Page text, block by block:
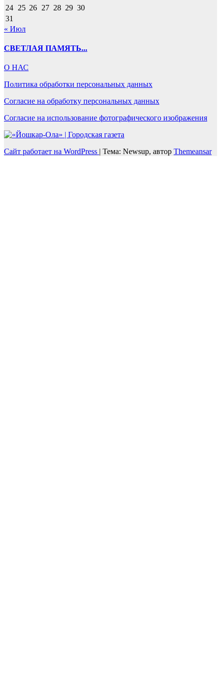
24 25 26 27 28 29 30
31
« Июл
СВЕТЛАЯ ПАМЯТЬ...
О НАС
Политика обработки персональных данных
Согласие на обработку персональных данных
Согласие на использование фотографического изображения
Сайт работает на WordPress | Тема: Newsup, автор Themeansar